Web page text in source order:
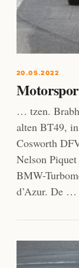
20.05.2022
… tzen.
alten BT49,
Cosworth
Nelson
BMW-
d’Azur. De …